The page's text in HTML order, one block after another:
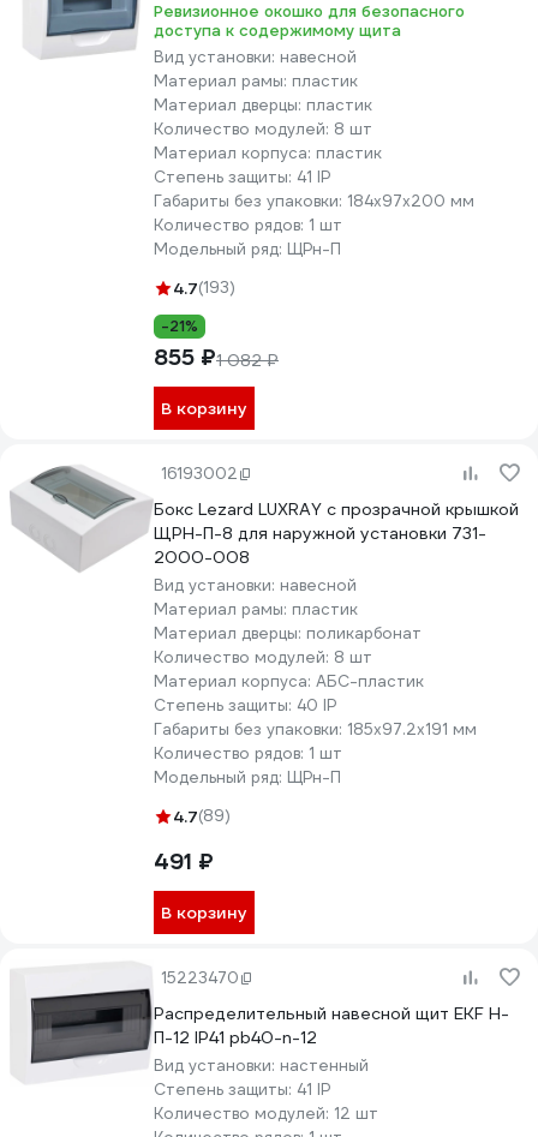
Ревизионное окошко для безопасного
доступа к содержимому щита
Вид установки: навесной
Материал рамы: пластик
Материал дверцы: пластик
Количество модулей: 8 шт
Материал корпуса: пластик
Степень защиты: 41 IP
Габариты без упаковки: 184х97х200 мм
Количество рядов: 1 шт
Модельный ряд: ЩРн-П
4.7(193)
-21%
855 ₽1 082 ₽
В корзину
16193002
Бокс Lezard LUXRAY с прозрачной крышкой
ЩРН-П-8 для наружной установки 731-
2000-008
Вид установки: навесной
Материал рамы: пластик
Материал дверцы: поликарбонат
Количество модулей: 8 шт
Материал корпуса: АБС-пластик
Степень защиты: 40 IP
Габариты без упаковки: 185х97.2х191 мм
Количество рядов: 1 шт
Модельный ряд: ЩРн-П
4.7(89)
491 ₽
В корзину
15223470
Распределительный навесной щит EKF Н-
П-12 IP41 pb40-n-12
Вид установки: настенный
Степень защиты: 41 IP
Количество модулей: 12 шт